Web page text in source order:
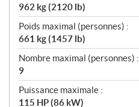
962 kg (2120 lb)
Poids maximal (personnes) :
661 kg (1457 lb)
Nombre maximal (personnes) :
9
Puissance maximale :
115 HP (86 kW)